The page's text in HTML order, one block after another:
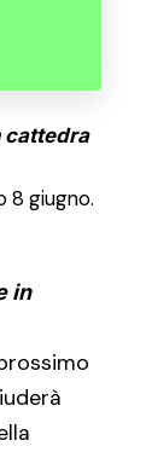
cattedra
8 giugno.
in